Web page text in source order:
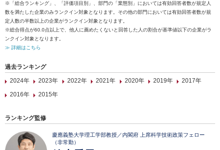
※「総合ランキング」、「評価項目別」、部門の「業態別」においては有効回答者数が規定人
数を満たした企業のみランクイン対象となります。その他の部門においては有効回答者数が規
定人数の半数以上の企業がランクイン対象となります。
※総合得点が60.0点以上で、他人に薦めたくないと回答した人の割合が基準値以下の企業がラ
ンクイン対象となります。
≫ 詳細はこちら
過去ランキング
2024年
2023年 2022年 2021年 2020年 2019年
2017年
2016年
2015年
ランキング監修
慶應義塾大学理工学部教授／内閣府 上席科学技術政策フェロー
（非常勤）